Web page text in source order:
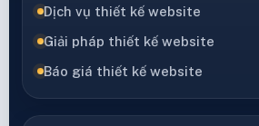
Dịch vụ thiết kế website
Giải pháp thiết kế website
Báo giá thiết kế website